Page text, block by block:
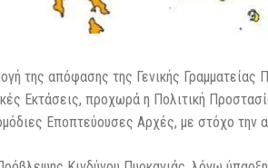
της απόφασης της Γενικής Γραμματείας
Εκτάσεις, προχωρά η Πολιτική
Εποπτεύουσες Αρχές, με στόχο